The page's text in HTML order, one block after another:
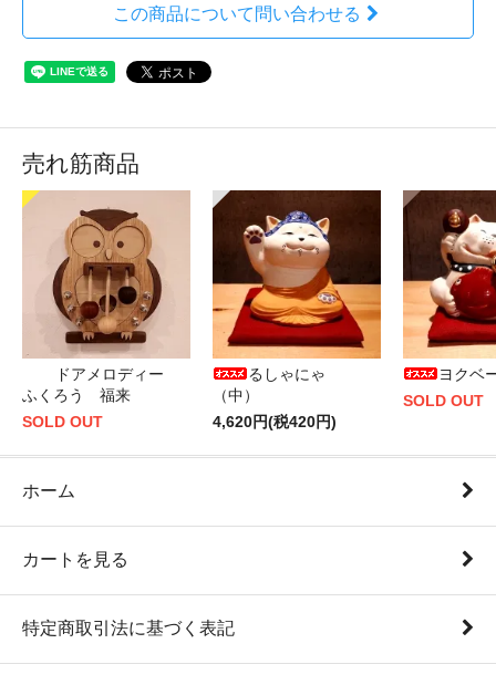
この商品について問い合わせる
売れ筋商品
ドアメロディー
ふくろう 福来
SOLD OUT
るしゃにゃ
（中）
4,620円(税420円)
ヨクベ
SOLD OUT
ホーム
カートを見る
特定商取引法に基づく表記